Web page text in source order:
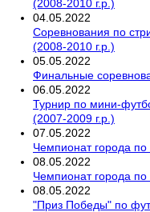
(2008-2010 г.р.)
04 05 2022
Соревнования по
(2008-2010 г.р.)
05 05 2022
Финальные
06 05 2022
Турнир по мини-
(2007-2009 г.р.)
07 05 2022
Чемпионат города по
08 05 2022
Чемпионат города по
08 05 2022
"Приз Победы" по